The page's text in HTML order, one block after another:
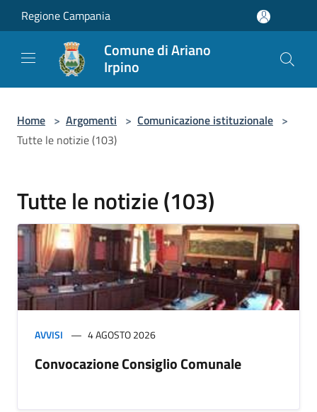
Salta al contenuto principale
Regione Campania
Comune di Ariano
Irpino
Home > Argomenti > Comunicazione istituzionale >
Tutte le notizie (103)
Tutte le notizie (103)
AVVISI 4 AGOSTO 2026
Convocazione Consiglio Comunale